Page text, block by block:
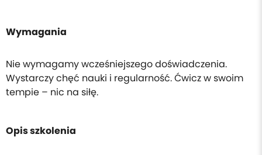
Wymagania
Nie wymagamy wcześniejszego doświadczenia.
Wystarczy chęć nauki i regularność. Ćwicz w swoim
tempie – nic na siłę.
Opis szkolenia